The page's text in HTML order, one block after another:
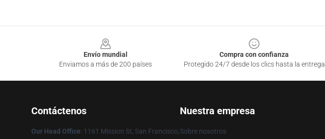
Envío mundial
Enviamos a más de 200 países
Compra con confianza
Protegido 24/7 desde los clics hasta la entrega
Contáctenos
Our Head Office: 1161 Mission St, San Francisco,
Nuestra empresa
Sobre nosotros